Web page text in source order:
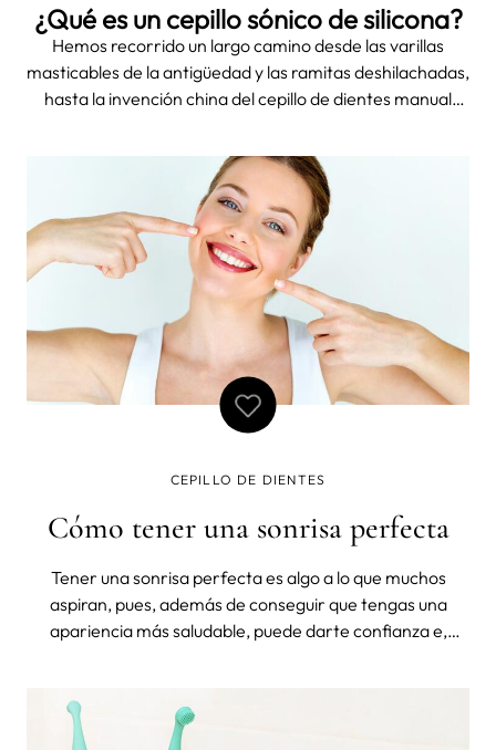
¿Qué es un cepillo sónico de silicona?
Hemos recorrido un largo camino desde las varillas
masticables de la antigüedad y las ramitas deshilachadas,
hasta la invención china del cepillo de dientes manual
hueso o bambú.
CEPILLO DE DIENTES
Cómo tener una sonrisa perfecta
Tener una sonrisa perfecta es algo a lo que muchos
aspiran, pues, además de conseguir que tengas una
apariencia más saludable, puede darte confianza e,
dientes a diario y cuidar de ellos. Sig